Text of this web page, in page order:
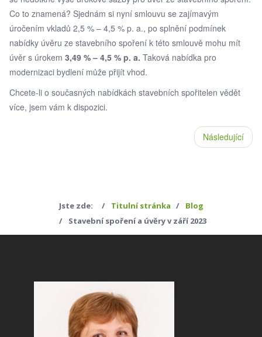
Co to znamená? Sjednám si nyní smlouvu se zajímavým
úročením vkladů 2,5 % – 4,5 % p. a., po splnění podmínek
nabídky úvěru ze stavebního spoření k této smlouvě mohu mít
úvěr s úrokem 3,49 % – 4,5 % p. a. Taková nabídka pro
modernizaci bydlení může přijít vhod.
Chcete-li o současných nabídkách stavebních spořitelen vědět
více, jsem vám k dispozici.
Následující
Jste zde: Titulní stránka
Blog
Stavební spoření a úvěry v září 2023